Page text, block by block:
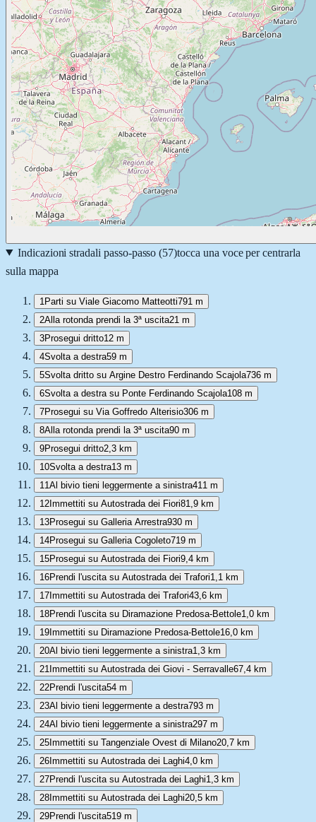
Indicazioni stradali passo-passo (57)tocca una voce per centrarla
sulla mappa
1 Parti su Viale Giacomo Matteotti791 m
2Alla rotonda prendi la 3ª uscita21 m
3Prosegui dritto12 m
4Svolta a destra59 m
5Svolta dritto su Argine Destro Ferdinando Scajola736 m
6Svolta a destra su Ponte Ferdinando Scajola108 m
7Prosegui su Via Goffredo Alterisio306 m
8Alla rotonda prendi la 3ª uscita90 m
9Prosegui dritto2,3 km
10Svolta a destra13 m
11Al bivio tieni leggermente a sinistra411 m
12Immettiti su Autostrada dei Fiori81,9 km
13Prosegui su Galleria Arrestra930 m
14Prosegui su Galleria Cogoleto719 m
15Prosegui su Autostrada dei Fiori9,4 km
16Prendi l'uscita su Autostrada dei Trafori1,1 km
17Immettiti su Autostrada dei Trafori43,6 km
18Prendi l'uscita su Diramazione Predosa-Bettole1,0 km
19Immettiti su Diramazione Predosa-Bettole16,0 km
20Al bivio tieni leggermente a sinistra1,3 km
21 Immettiti su Autostrada dei Giovi - Serravalle67,4 km
22Prendi l'uscita54 m
23Al bivio tieni leggermente a destra793 m
24Al bivio tieni leggermente a sinistra297 m
25Immettiti su Tangenziale Ovest di Milano20,7 km
26Immettiti su Autostrada dei Laghi4,0 km
27Prendi l'uscita su Autostrada dei Laghi1,3 km
28Immettiti su Autostrada dei Laghi20,5 km
29Prendi l'uscita519 m